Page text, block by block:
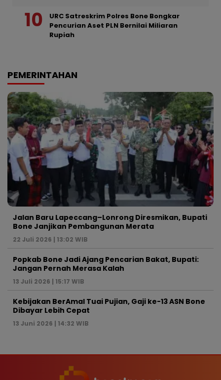
URC Satreskrim Polres Bone Bongkar
Pencurian Aset PLN Bernilai Miliaran
Rupiah
PEMERINTAHAN
Jalan Baru Lapeccang–Lonrong Diresmikan, Bupati
Bone Janjikan Pembangunan Merata
22 Juli 2026 | 13:02 WIB
Popkab Bone Jadi Ajang Pencarian Bakat, Bupati:
Jangan Pernah Merasa Kalah
13 Juli 2026 | 15:17 WIB
Kebijakan BerAmal Tuai Pujian, Gaji ke-13 ASN Bone
Dibayar Lebih Cepat
13 Juni 2026 | 14:32 WIB